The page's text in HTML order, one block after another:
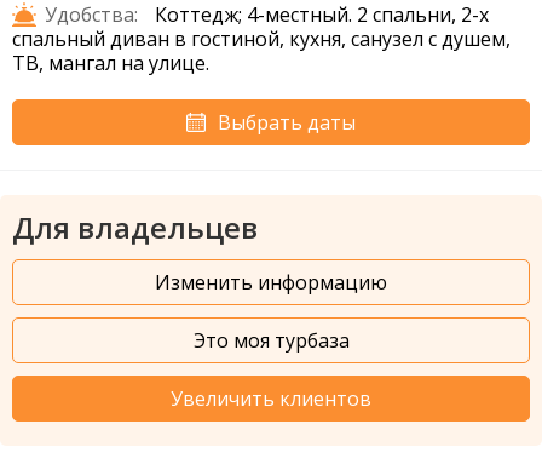
Удобства:
Коттедж; 4-местный. 2 спальни, 2-х
спальный диван в гостиной, кухня, санузел с душем,
ТВ, мангал на улице.
Выбрать даты
Для владельцев
Изменить информацию
Это моя турбаза
Увеличить клиентов